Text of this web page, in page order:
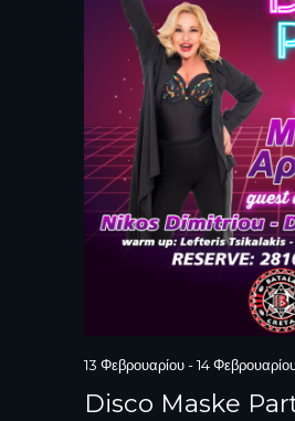
13 Φεβρουαρίου-14
Disco Maske